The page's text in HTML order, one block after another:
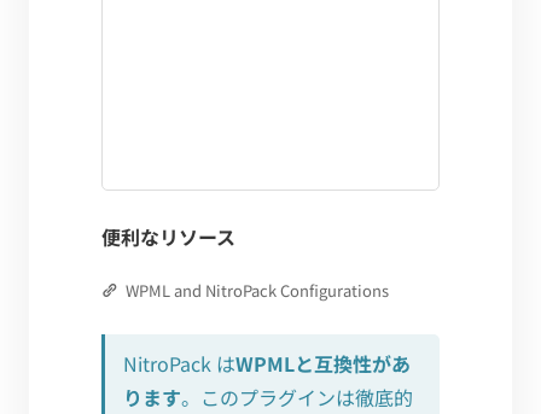
便利なリソース
WPML and NitroPack Configurations
NitroPack はWPMLと互換性があ
ります。このプラグインは徹底的